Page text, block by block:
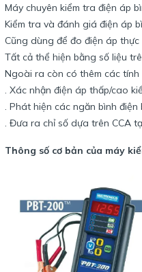
Máy chuyên kiểm tra điện áp
Kiểm tra và đánh giá điện áp
Cũng dùng để đo điện áp thực
Tất cả thể hiện bằng số liệu
Ngoài ra còn có thêm các tính
. Xác nhận điện áp thấp/cao
. Phát hiện các ngăn bình điện
. Đưa ra chỉ số dựa trên CCA
Thông số cơ bản của máy